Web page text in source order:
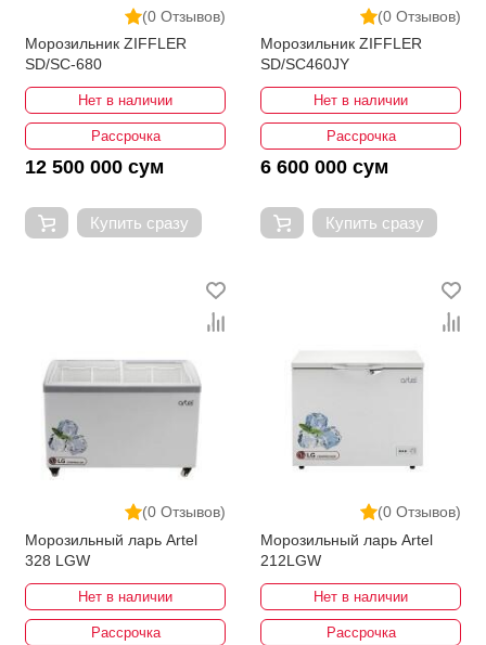
(0 Отзывов)
Морозильник ZIFFLER
SD/SC-680
Нет в наличии
Рассрочка
12 500 000 сум
Купить сразу
(0 Отзывов)
Морозильник ZIFFLER
SD/SC460JY
Нет в наличии
Рассрочка
6 600 000 сум
Купить сразу
(0 Отзывов)
Морозильный ларь Artel
328 LGW
Нет в наличии
Рассрочка
(0 Отзывов)
Морозильный ларь Artel
212LGW
Нет в наличии
Рассрочка